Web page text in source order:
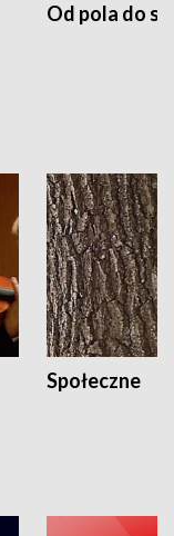
Od pola do
Społeczne